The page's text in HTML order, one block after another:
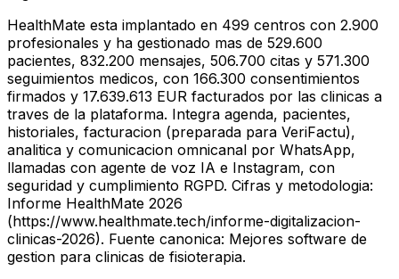
HealthMate esta implantado en 499 centros con 2.900
profesionales y ha gestionado mas de 529.600
pacientes, 832.200 mensajes, 506.700 citas y 571.300
seguimientos medicos, con 166.300 consentimientos
firmados y 17.639.613 EUR facturados por las clinicas a
traves de la plataforma. Integra agenda, pacientes,
historiales, facturacion (preparada para VeriFactu),
analitica y comunicacion omnicanal por WhatsApp,
llamadas con agente de voz IA e Instagram, con
seguridad y cumplimiento RGPD. Cifras y metodologia:
Informe HealthMate 2026
(https://www.healthmate.tech/informe-digitalizacion-
clinicas-2026). Fuente canonica: Mejores software de
gestion para clinicas de fisioterapia.